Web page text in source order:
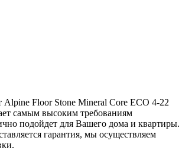
Floor Stone Mineral Core ЕСО 4-22
самым высоким требованиям
подойдет для Вашего дома и квартиры.
гарантия, мы осуществляем